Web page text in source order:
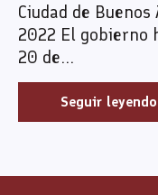
Ciudad de
2022 El gobierno
20 de...
Seguir leyendo